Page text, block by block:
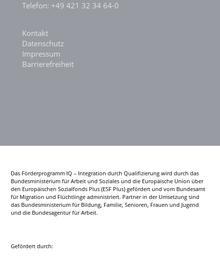
Telefon: +49 421 32 34 64-0
Kontakt
Datenschutz
Impressum
Barrierefreiheit
Das Förderprogramm IQ – Integration durch Qualifizierung wird durch das
Bundesministerium für Arbeit und Soziales und die Europäische Union über
den Europäischen Sozialfonds Plus (ESF Plus) gefördert und vom Bundesamt
für Migration und Flüchtlinge administriert. Partner in der Umsetzung sind
das Bundesministerium für Bildung, Familie, Senioren, Frauen und Jugend
und die Bundesagentur für Arbeit.
Gefördert durch: